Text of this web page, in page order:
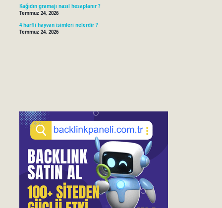
Kağıdın gramajı nasıl hesaplanır ?
Temmuz 24, 2026
4 harfli hayvan isimleri nelerdir ?
Temmuz 24, 2026